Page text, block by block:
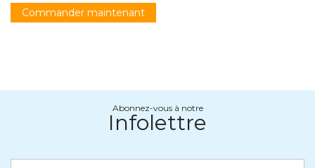
Commander maintenant
Abonnez-vous à notre
Infolettre